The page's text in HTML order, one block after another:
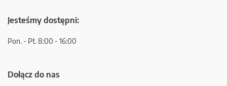
Jesteśmy dostępni:
Pon. - Pt. 8:00 - 16:00
Dołącz do nas